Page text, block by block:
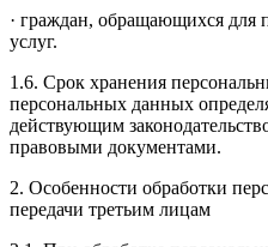
· граждан, обращающихся для
услуг.
1.6. Срок хранения
персональных данных
действующим
правовыми документами.
2. Особенности обработки
передачи третьим лицам